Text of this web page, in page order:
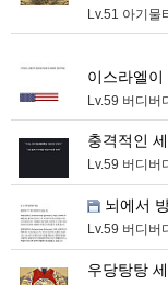
Lv.51 아기물
이스라엘
Lv.59 버디버
충격적인
Lv.59 버디버
뇌에서
Lv.59 버디버
우당탕탕